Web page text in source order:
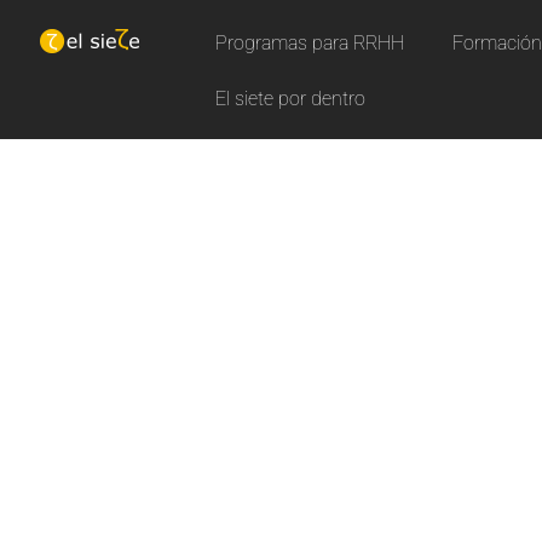
Programas para RRHH
El siete por dentro